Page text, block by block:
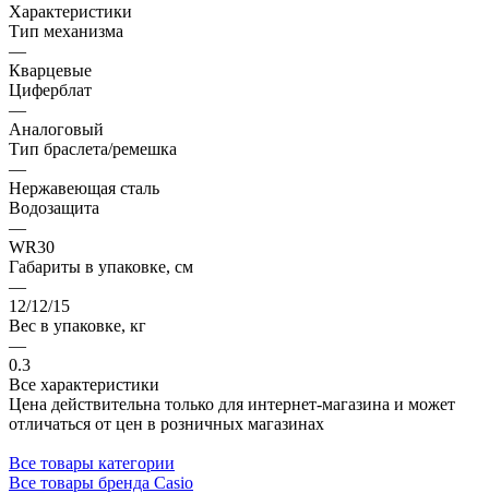
Характеристики
Тип механизма
—
Кварцевые
Циферблат
—
Аналоговый
Тип браслета/ремешка
—
Нержавеющая сталь
Водозащита
—
WR30
Габариты в упаковке, см
—
12/12/15
Вес в упаковке, кг
—
0.3
Все характеристики
Цена действительна только для интернет-магазина и может
отличаться от цен в розничных магазинах
Все товары категории
Все товары бренда Casio